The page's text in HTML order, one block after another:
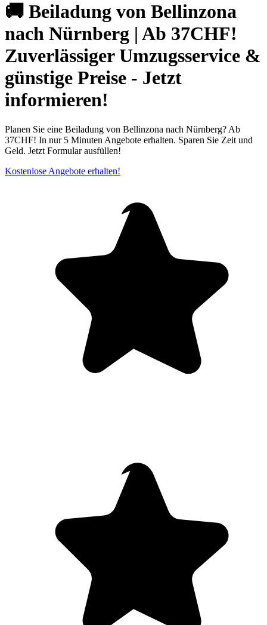
🚚 Beiladung von Bellinzona
nach Nürnberg | Ab 37CHF!
Zuverlässiger Umzugsservice &
günstige Preise - Jetzt
informieren!
Planen Sie eine Beiladung von Bellinzona nach Nürnberg? Ab
37CHF! In nur 5 Minuten Angebote erhalten. Sparen Sie Zeit und
Geld. Jetzt Formular ausfüllen!
Kostenlose Angebote erhalten!